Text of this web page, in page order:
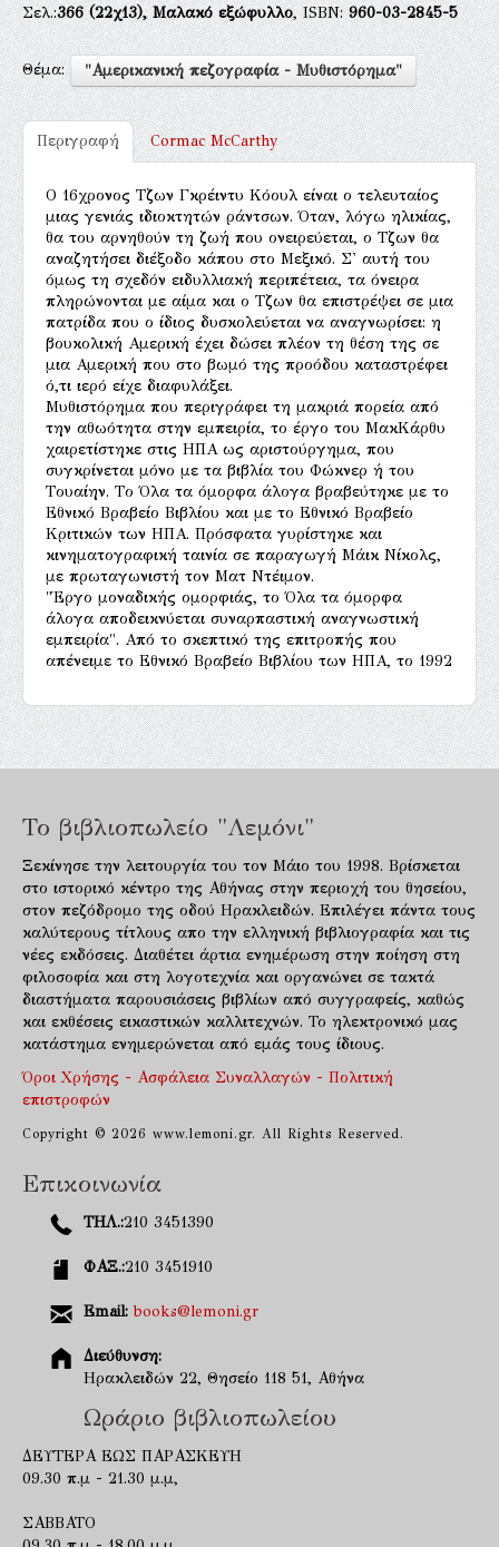
Σελ.:366(22χ13), Μαλακό εξώφυλλο, ISBN:960-03-2845-5
Θέμα: "Αμερικανική πεζογραφία - Μυθιστόρημα"
Περιγραφή Cormac McCarthy
O 16χρονος Tζων Γκρέιντυ Kόουλ είναι ο τελευταίος
μιας γενιάς ιδιοκτητών ράντσων. Όταν, λόγω ηλικίας,
θα του αρνηθούν τη ζωή που ονειρεύεται, ο Tζων θα
αναζητήσει διέξοδο κάπου στο Mεξικό. Σ' αυτή του
όμως τη σχεδόν ειδυλλιακή περιπέτεια, τα όνειρα
πληρώνονται με αίμα και ο Tζων θα επιστρέψει σε μια
πατρίδα που ο ίδιος δυσκολεύεται να αναγνωρίσει: η
βουκολική Aμερική έχει δώσει πλέον τη θέση της σε
μια Aμερική που στο βωμό της προόδου καταστρέφει
ό,τι ιερό είχε διαφυλάξει.
Mυθιστόρημα που περιγράφει τη μακριά πορεία από
την αθωότητα στην εμπειρία, το έργο του MακKάρθυ
χαιρετίστηκε στις HΠA ως αριστούργημα, που
συγκρίνεται μόνο με τα βιβλία του Φώκνερ ή του
Tουαίην. Tο Όλα τα όμορφα άλογα βραβεύτηκε με το
Eθνικό Bραβείο Bιβλίου και με το Eθνικό Bραβείο
Kριτικών των HΠA. Πρόσφατα γυρίστηκε και
κινηματογραφική ταινία σε παραγωγή Mάικ Nίκολς,
με πρωταγωνιστή τον Mατ Nτέιμον.
"Έργο μοναδικής ομορφιάς, το Όλα τα όμορφα
άλογα αποδεικνύεται συναρπαστική αναγνωστική
εμπειρία". Aπό το σκεπτικό της επιτροπής που
απένειμε το Eθνικό Bραβείο Bιβλίου των HΠA, το 1992
Το βιβλιοπωλείο "Λεμόνι"
Ξεκίνησε την λειτουργία του τον Μάιο του 1998. Βρίσκεται
στο ιστορικό κέντρο της Αθήνας στην περιοχή του θησείου,
στον πεζόδρομο της οδού Ηρακλειδών. Επιλέγει πάντα τους
καλύτερους τίτλους απο την ελληνική βιβλιογραφία και τις
νέες εκδόσεις. Διαθέτει άρτια ενημέρωση στην ποίηση στη
φιλοσοφία και στη λογοτεχνία και οργανώνει σε τακτά
διαστήματα παρουσιάσεις βιβλίων από συγγραφείς, καθώς
και εκθέσεις εικαστικών καλλιτεχνών. Το ηλεκτρονικό μας
κατάστημα ενημερώνεται από εμάς τους ίδιους.
Όροι Χρήσης - Ασφάλεια Συναλλαγών - Πολιτική
επιστροφών
Copyright © 2026 www.lemoni.gr. All Rights Reserved.
Επικοινωνία
ΤΗΛ.:210 3451390
ΦΑΞ.:210 3451910
Email: books@lemoni.gr
Διεύθυνση:
Ηρακλειδών 22, Θησείο 118 51, Αθήνα
Ωράριο βιβλιοπωλείου
ΔΕΥΤΕΡΑ ΕΩΣ ΠΑΡΑΣΚΕΥΗ
09.30 π.μ - 21.30 μ.μ,
ΣΑΒΒΑΤΟ